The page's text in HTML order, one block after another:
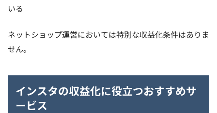
いる
ネットショップ運営においては特別な収益化条件はありま
せん。
インスタの収益化に役立つおすすめサ
ービス